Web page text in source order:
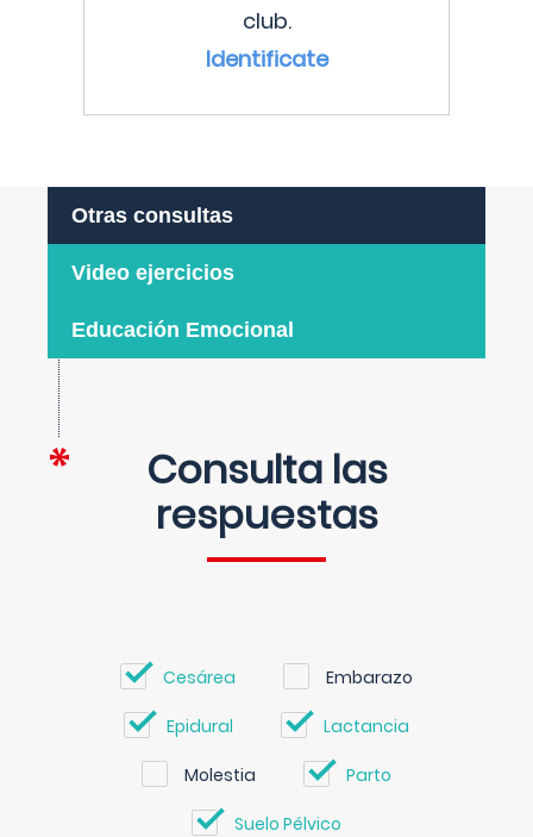
club.
Identificate
Otras consultas
Video ejercicios
Educación Emocional
Consulta las
respuestas
Cesárea Embarazo
Epidural Lactancia
Molestia Parto
Suelo Pélvico